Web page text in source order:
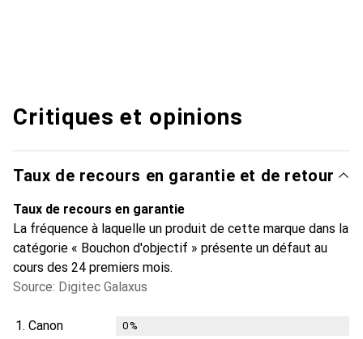
Critiques et opinions
Taux de recours en garantie et de retour
Taux de recours en garantie
La fréquence à laquelle un produit de cette marque dans la
catégorie « Bouchon d'objectif » présente un défaut au
cours des 24 premiers mois.
Source: Digitec Galaxus
1. Canon 0%